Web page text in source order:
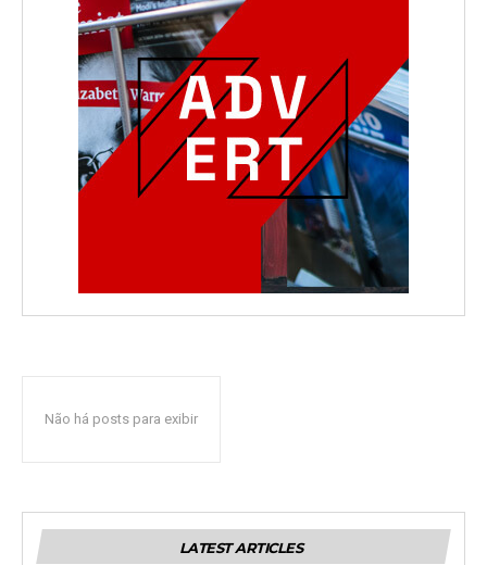
Não há posts para exibir
LATEST ARTICLES